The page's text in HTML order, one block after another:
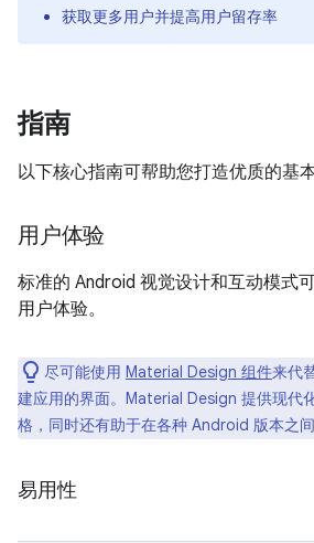
获取更多用户并提高用户留存率
指南
以下核心指南可帮助您打造优质的基本
用户体验
标准的 Android 视觉设计和互动模式
用户体验。
尽可能使用 Material Design 组件来代
建应用的界面。Material Design 提供现代
格，同时还有助于在各种 Android 版本之间
易用性